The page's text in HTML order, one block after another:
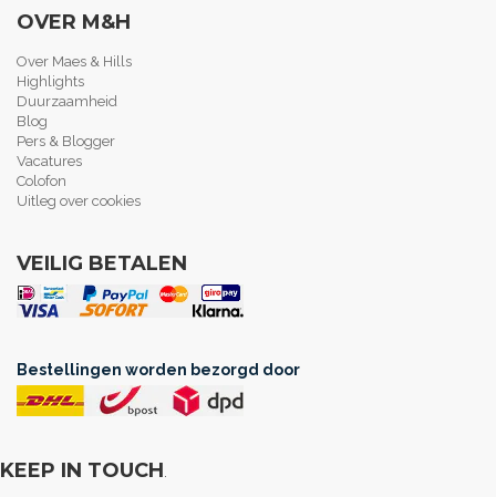
OVER M&H
Over Maes & Hills
Highlights
Duurzaamheid
Blog
Pers & Blogger
Vacatures
Colofon
Uitleg over cookies
VEILIG BETALEN
Bestellingen worden bezorgd door
KEEP IN TOUCH